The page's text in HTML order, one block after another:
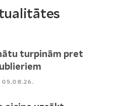
turpinām pret
05.08.26.